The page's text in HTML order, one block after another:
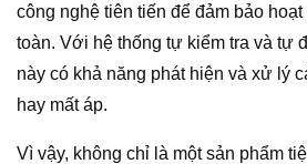
công nghệ tiên tiến để đảm bảo
toàn. Với hệ thống tự kiểm tra và tự
này có khả năng phát hiện và xử lý
hay mất áp.
Vì vậy, không chỉ là một sản phẩm